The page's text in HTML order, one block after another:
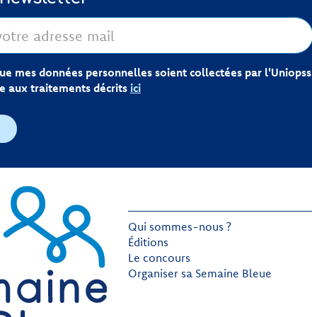
mes données personnelles soient collectées par l'Uniopss
aux traitements décrits ici
Qui sommes-nous ?
Éditions
Le concours
Organiser sa Semaine Bleue